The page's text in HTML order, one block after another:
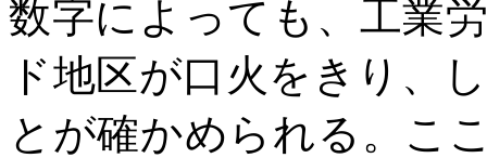
数字によっても、工業
ド地区が口火をきり、
とが確かめられる。こ